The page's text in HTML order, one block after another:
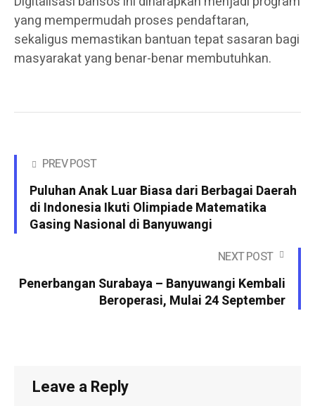
yang mempermudah proses pendaftaran,
sekaligus memastikan bantuan tepat sasaran bagi
masyarakat yang benar-benar membutuhkan.
PREV POST
Puluhan Anak Luar Biasa dari Berbagai Daerah
di Indonesia Ikuti Olimpiade Matematika
Gasing Nasional di Banyuwangi
NEXT POST
Penerbangan Surabaya – Banyuwangi Kembali
Beroperasi, Mulai 24 September
Leave a Reply